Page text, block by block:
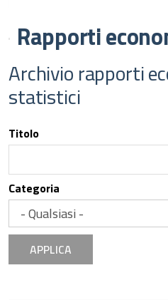
Rapporti
Archivio rapporti
statistici
Titolo
Categoria
APPLICA